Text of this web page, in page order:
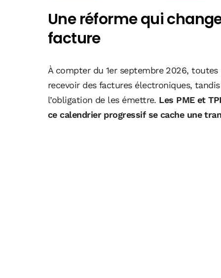
Une réforme qui
facture
À compter du 1er septembre 2026,
recevoir des factures électroniques,
l’obligation de les émettre. Les PME et
ce calendrier progressif se cache une